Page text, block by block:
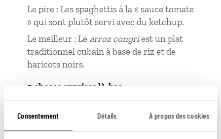
Consentement Détails À propos des cookies
Le pire : Les spaghettis à la « sauce tomate
» qui sont plutôt servi avec du ketchup.
Le meilleur : Le arroz congríest un plat
traditionnel cubain à base de riz et de
haricots noirs.
2 choses apprises là-bas
tirent leur nom de personnages de
romans très célèbres tels que « Romeo y